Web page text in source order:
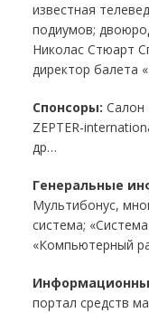
известная
подиумов;
Николас Стюарт
директор балета
Спонсоры: Салон
ZEPTER-
др…
Генеральные
Мультибонус,
система;
«Компьютерный
портал средств